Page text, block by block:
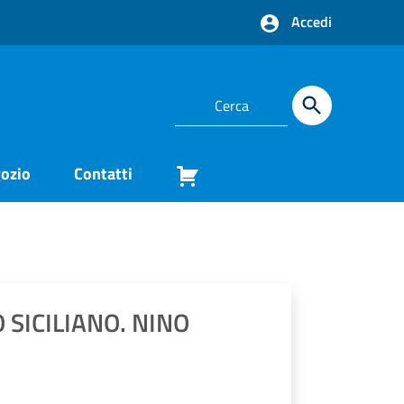
Accedi
Contatti
NINO